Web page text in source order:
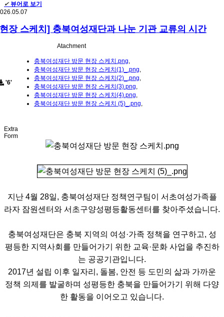
✔ 뷰어로 보기
장 스케치] 충북여성재단과 나눈 기관 교류의 시간
Atachment
'6'
충북여성재단 방문 현장 스케치.png,
충북여성재단 방문 현장 스케치(1)_.png,
충북여성재단 방문 현장 스케치(2)_.png,
충북여성재단 방문 현장 스케치(3).png,
충북여성재단 방문 현장 스케치(4).png,
충북여성재단 방문 현장 스케치 (5)_.png,
Extra
Form
지난 4월 28일, 충북여성재단 정책연구팀이 서초여성가족플
라자 잠원센터와 서초구양성평등활동센터를 찾아주셨습니다.
충북여성재단은 충북 지역의 여성·가족 정책을 연구하고, 성
평등한 지역사회를 만들어가기 위한 교육·문화 사업을 추진하
는 공공기관입니다.
2017년 설립 이후 일자리, 돌봄, 안전 등 도민의 삶과 가까운
정책 의제를 발굴하며 성평등한 충북을 만들어가기 위해 다양
한 활동을 이어오고 있습니다.